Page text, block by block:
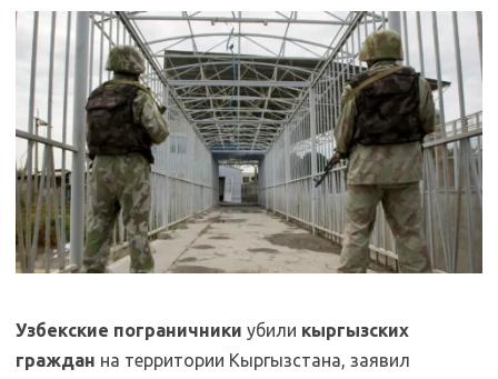
Узбекские пограничники убили кыргызских
граждан на территории Кыргызстана, заявил